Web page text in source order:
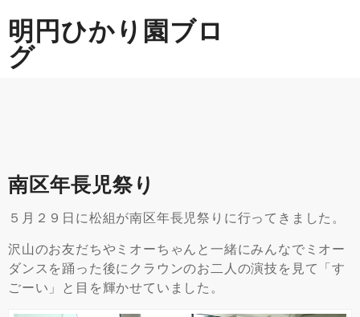
to
content
明円ひかり園ブロ
グ
南区年長児祭り
５月２９日に松組が南区年長児祭りに行ってきました。
沢山のお友だちやミオーちゃんと一緒にみんなでミオー
ダンスを踊った後にクラウンのお二人の演技を見て「す
ごーい」と目を輝かせていました。